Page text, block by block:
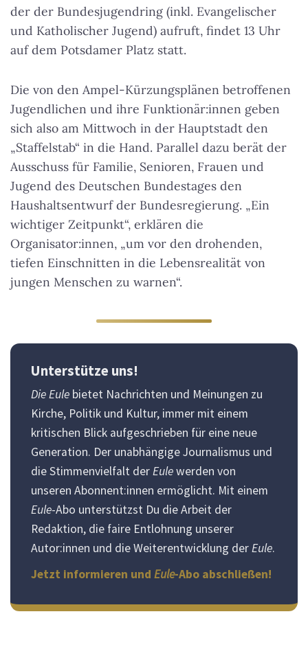
der der Bundesjugendring (inkl. Evangelischer
und Katholischer Jugend) aufruft, findet 13 Uhr
auf dem Potsdamer Platz statt.
Die von den Ampel-Kürzungsplänen betroffenen
Jugendlichen und ihre Funktionär:innen geben
sich also am Mittwoch in der Hauptstadt den
„Staffelstab“ in die Hand. Parallel dazu berät der
Ausschuss für Familie, Senioren, Frauen und
Jugend des Deutschen Bundestages den
Haushaltsentwurf der Bundesregierung. „Ein
wichtiger Zeitpunkt“, erklären die
Organisator:innen, „um vor den drohenden,
tiefen Einschnitten in die Lebensrealität von
jungen Menschen zu warnen“.
Unterstütze uns!
Die Eule bietet Nachrichten und Meinungen zu
Kirche, Politik und Kultur, immer mit einem
kritischen Blick aufgeschrieben für eine neue
Generation. Der unabhängige Journalismus und
die Stimmenvielfalt derEulewerden von
unseren Abonnent:innen ermöglicht. Mit einem
Eule-Abo unterstützst Du die Arbeit der
Redaktion, die faire Entlohnung unserer
Autor:innen und die Weiterentwicklung derEule.
Jetzt informieren und Eule-Abo abschließen!